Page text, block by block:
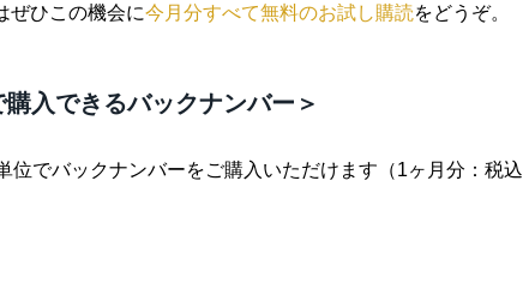
ぜひこの機会に今月分すべて無料のお試し購読をどうぞ。
入できるバックナンバー＞
位でバックナンバーをご購入いただけます（1ヶ月分：税込